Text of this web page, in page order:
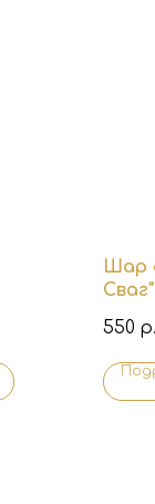
Шар
Сваг"
550 р.